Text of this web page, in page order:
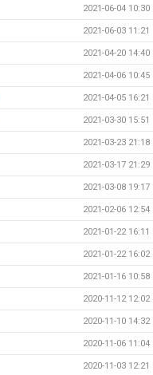
2021-06-04 10:30
2021-06-03 11:21
2021-04-20 14:40
2021-04-06 10:45
2021-04-05 16:21
2021-03-30 15:51
2021-03-23 21:18
2021-03-17 21:29
2021-03-08 19:17
2021-02-06 12:54
2021-01-22 16:11
2021-01-22 16:02
2021-01-16 10:58
2020-11-12 12:02
2020-11-10 14:32
2020-11-06 11:04
2020-11-03 12:21